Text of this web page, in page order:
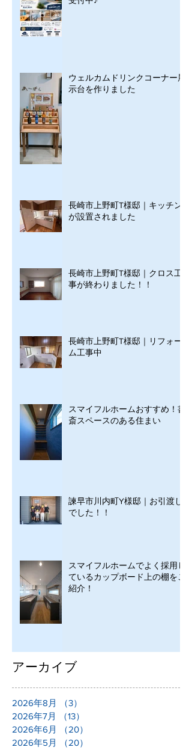
ウェルカムドリンクコーナー展
示台を作りました
長崎市上野町T様邸｜キッチン
が設置されました
長崎市上野町T様邸｜クロス工
事が終わりました！！
長崎市上野町T様邸｜リフォー
ム工事中
スマイフルホームおすすめ！書
斎スペースのある住まい
諫早市川内町Y様邸｜お引渡し
でした！！
スマイフルホームでよく採用し
ているカップボード上の棚をご
紹介！
アーカイブ
2026年8月 （3）
2026年7月
（13）
2026年6月
（20）
2026年5月
（20）